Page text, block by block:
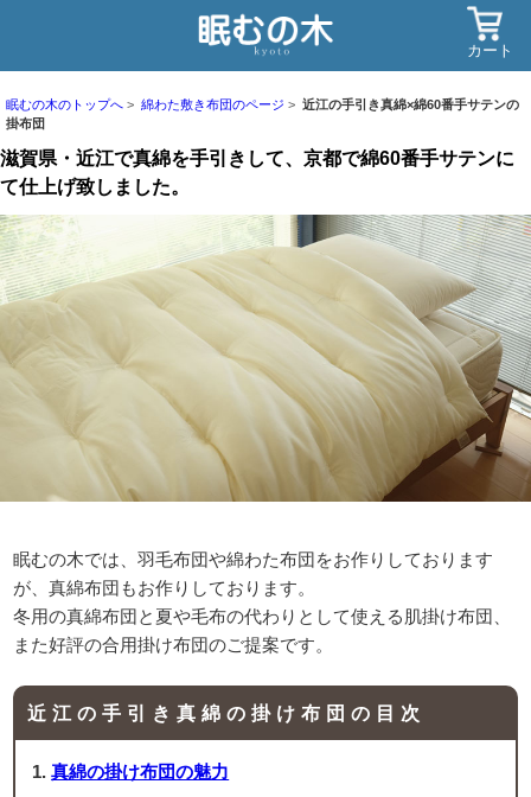
カート
眠むの木のトップへ 綿わた敷き布団のページ
近江の手引き真綿×綿60番手サテンの
掛布団
滋賀県・近江で真綿を手引きして、京都で綿60番手サテンに
て仕上げ致しました。
眠むの木では、羽毛布団や綿わた布団をお作りしております
が、真綿布団もお作りしております。
冬用の真綿布団と夏や毛布の代わりとして使える肌掛け布団、
また好評の合用掛け布団のご提案です。
近江の手引き真綿の掛け布団の目次
真綿の掛け布団の魅力